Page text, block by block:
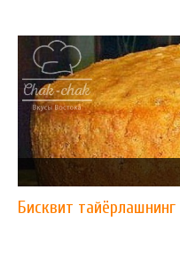
Бисквит тайёрлашнинг